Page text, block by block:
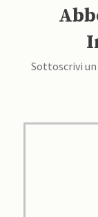
Sottoscrivi